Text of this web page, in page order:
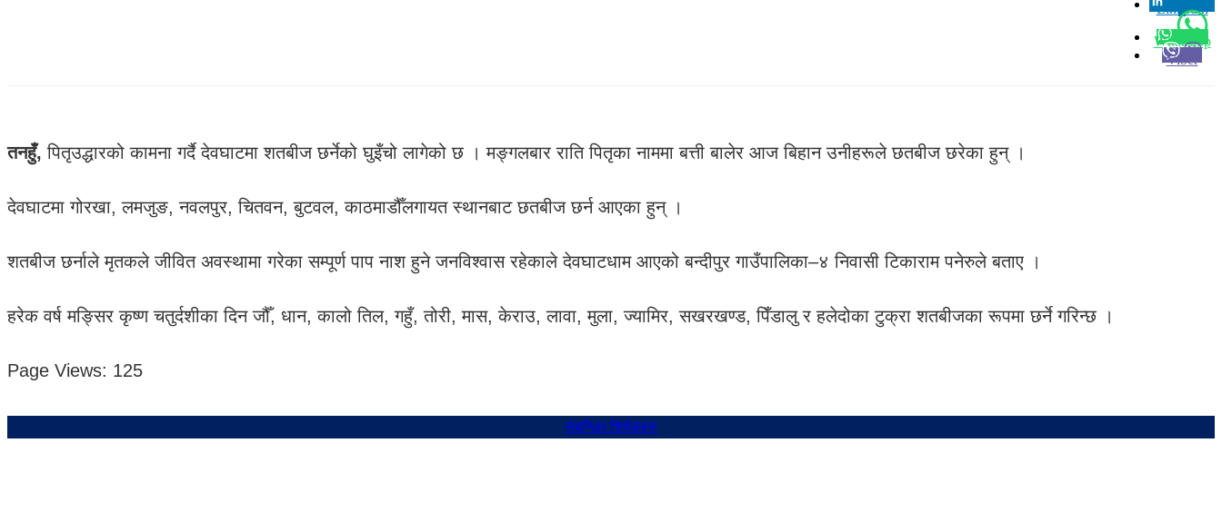
Linkedin
0
Whatsapp
Viber
तनहुँ, पितृउद्धारको कामना गर्दै देवघाटमा शतबीज छर्नेको घुइँचो लागेको छ । मङ्गलबार राति पितृका नाममा बत्ती बालेर आज बिहान उनीहरूले छतबीज छरेका हुन् ।
देवघाटमा गोरखा, लमजुङ, नवलपुर, चितवन, बुटवल, काठमाडौँलगायत स्थानबाट छतबीज छर्न आएका हुन् ।
शतबीज छर्नाले मृतकले जीवित अवस्थामा गरेका सम्पूर्ण पाप नाश हुने जनविश्वास रहेकाले देवघाटधाम आएको बन्दीपुर गाउँपालिका–४ निवासी टिकाराम पनेरुले बताए ।
हरेक वर्ष मङ्सिर कृष्ण चतुर्दशीका दिन जौँ, धान, कालो तिल, गहुँ, तोरी, मास, केराउ, लावा, मुला, ज्यामिर, सखरखण्ड, पिँडालु र हलेदोका टुक्रा शतबीजका रूपमा छर्ने गरिन्छ ।
Page Views: 125
संबन्धित शिर्षकहरु